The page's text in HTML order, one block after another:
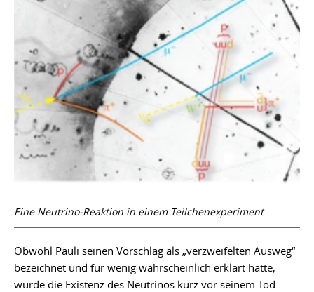
Eine Neutrino-Reaktion in einem Teilchenexperiment
Obwohl Pauli seinen Vorschlag als „verzweifelten Ausweg“
bezeichnet und für wenig wahrscheinlich erklärt hatte,
wurde die Existenz des Neutrinos kurz vor seinem Tod